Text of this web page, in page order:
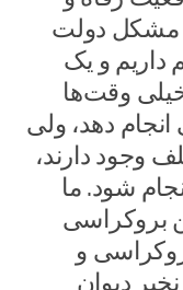
مشکل دولت
و یک
وقت‌ها
دهد، ولی
وجود دارند،
شود. ما
بروکراسی
و
دیوان